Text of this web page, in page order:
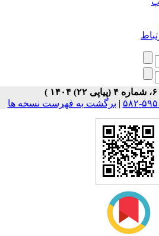
|برگشت به فهرست نسخه ها